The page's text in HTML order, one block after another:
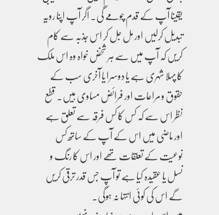
یقینا آپ کے قدم چومے گی۔ اگر آپ اپنا رویہ
تبدیل کرلیں اور مل جل کر اس جذبہ سے کام
کریں کہ آپ میں سے ہر شخض خواہ وہ اس ملک
کا پہلا شہری ہے یا دوسرا یا آخری سب کے
حقوق و مراعات اور فرائض مساوی ہیں۔ قطع
نظر اس سے کہ کس کا کس فرقہ سے تعلق ہے
اور ماضی میں اس کے آپ کے ساتھ کس
نوعیت کے تعلقات تھے اور اس کا رنگ و
نسل یا عقیدہ کیا ہے تو آپ جس قدر ترقی کریں
گے اس کی کوئی انتہا نہ ہوگی۔